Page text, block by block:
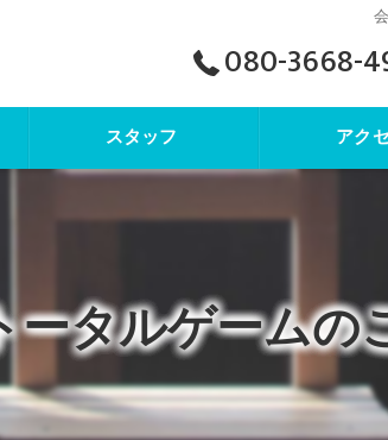
080-3668-
スタッフ アク
寺子屋塾
タルゲームの